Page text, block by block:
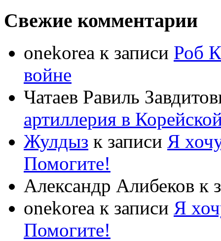
Свежие комментарии
onekorea к записи Роб
войне
Чатаев Равиль
артиллерия в
Жулдыз к записи Я
Помогите!
Александр Алибеков к
onekorea к записи Я
Помогите!